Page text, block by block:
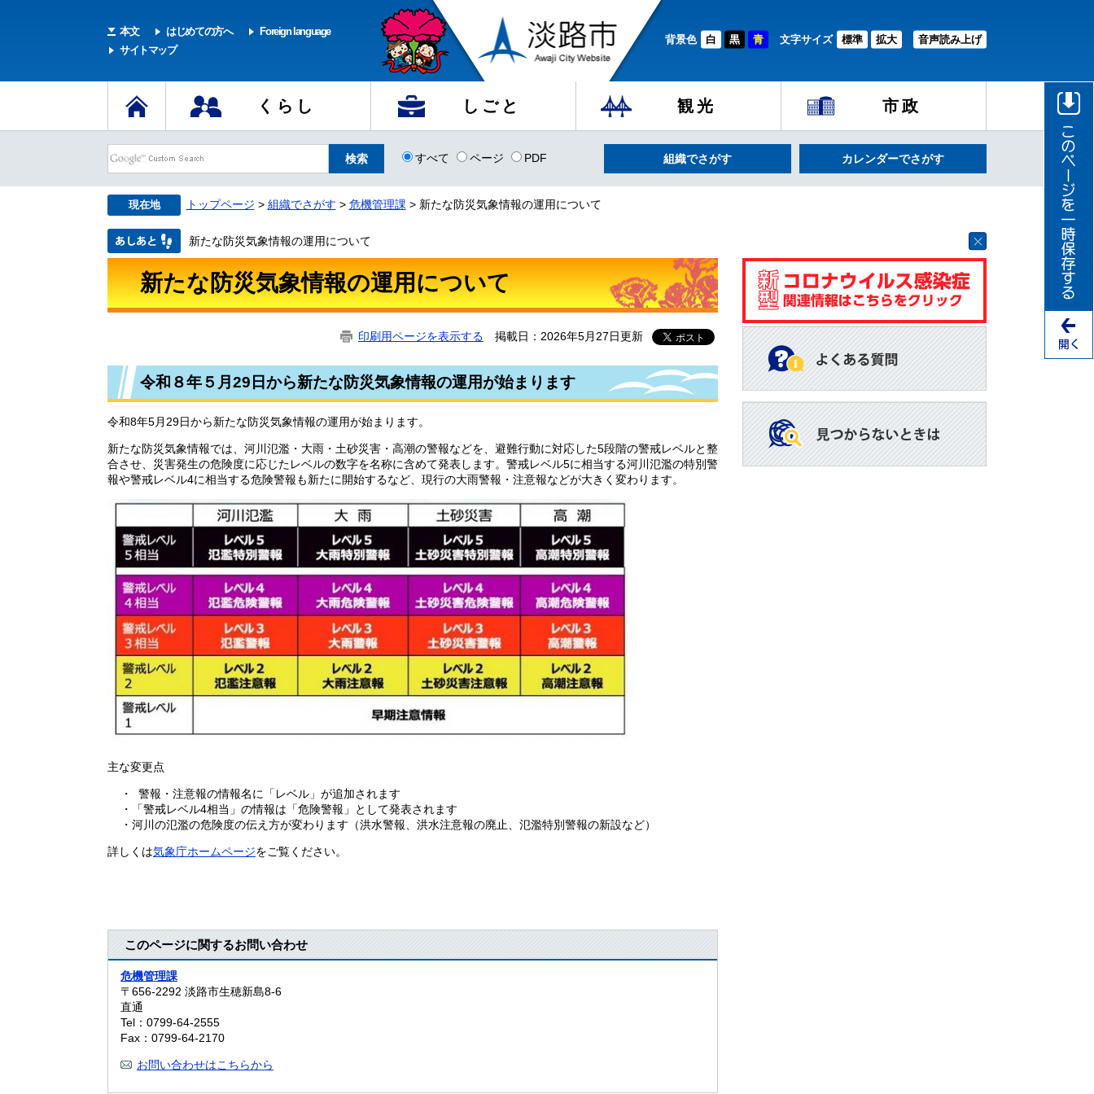
本文 はじめての方へ
Foreign language
サイトマップ
背景色 白 黒 青 文字サイズ 標準 拡大 音声読み上げ
くらし しごと 観光 市政
すべて ページ PDF 組織でさがす カレンダーでさがす
現在地 トップページ > 組織でさがす > 危機管理課 > 新たな防災気象情報の運用について
新たな防災気象情報の運用について
新たな防災気象情報の運用について
印刷用ページを表示する 掲載日：2026年5月27日更新
令和８年５月29日から新たな防災気象情報の運用が始まります
令和8年5月29日から新たな防災気象情報の運用が始まります。
新たな防災気象情報では、河川氾濫・大雨・土砂災害・高潮の警報などを、避難行動に対応した5段階の警戒レベルと整
合させ、災害発生の危険度に応じたレベルの数字を名称に含めて発表します。警戒レベル5に相当する河川氾濫の特別警
報や警戒レベル4に相当する危険警報も新たに開始するなど、現行の大雨警報・注意報などが大きく変わります。
主な変更点
・ 警報・注意報の情報名に「レベル」が追加されます
・「警戒レベル4相当」の情報は「危険警報」として発表されます
・河川の氾濫の危険度の伝え方が変わります（洪水警報、洪水注意報の廃止、氾濫特別警報の新設など）
詳しくは気象庁ホームページをご覧ください。
このページに関するお問い合わせ
危機管理課
〒656-2292 淡路市生穂新島8-6
直通
Tel：0799-64-2555
Fax：0799-64-2170
お問い合わせはこちらから